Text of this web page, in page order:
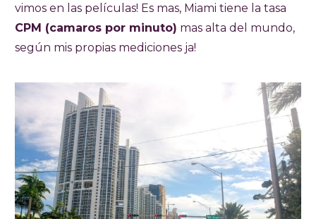
vimos en las películas! Es mas, Miami tiene la tasa
CPM (camaros por minuto) mas alta del mundo,
según mis propias mediciones ja!